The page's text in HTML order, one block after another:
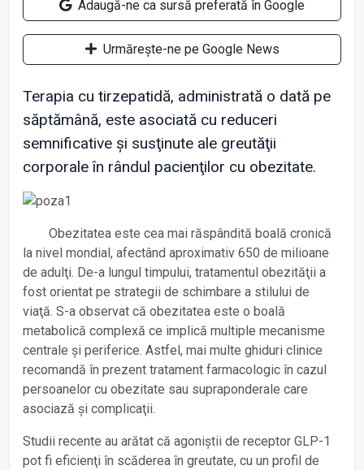
Adaugă-ne ca sursă preferată în Google
Urmărește-ne pe Google News
Terapia cu tirzepatidă, administrată o dată pe
săptămână, este asociată cu reduceri
semnificative și susţinute ale greutăţii
corporale în rândul pacienţilor cu obezitate.
Obezitatea este cea mai răspândită boală cronică
la nivel mondial, afectând aproximativ 650 de milioane
de adulţi. De-a lungul timpului, tratamentul obezităţii a
fost orientat pe strategii de schimbare a stilului de
viaţă. S-a observat că obezitatea este o boală
metabolică complexă ce implică multiple mecanisme
centrale și periferice. Astfel, mai multe ghiduri clinice
recomandă în prezent tratament farmacologic în cazul
persoanelor cu obezitate sau supraponderale care
asociază și complicaţii.
Studii recente au arătat că agoniștii de receptor GLP-1
pot fi eficienţi în scăderea în greutate, cu un profil de